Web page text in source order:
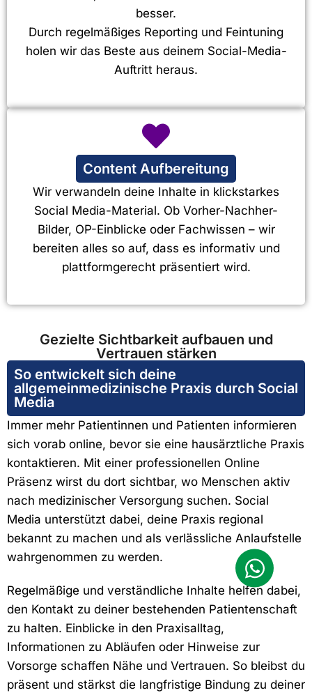
besser.
Durch regelmäßiges Reporting und Feintuning
holen wir das Beste aus deinem Social-Media-
Auftritt heraus.
Content Aufbereitung
Wir verwandeln deine Inhalte in klickstarkes
Social Media-Material. Ob Vorher-Nachher-
Bilder, OP-Einblicke oder Fachwissen – wir
bereiten alles so auf, dass es informativ und
plattformgerecht präsentiert wird.
Gezielte Sichtbarkeit aufbauen und
Vertrauen stärken
So entwickelt sich deine
allgemeinmedizinische Praxis durch Social
Media
Immer mehr Patientinnen und Patienten informieren
sich vorab online, bevor sie eine hausärztliche Praxis
kontaktieren. Mit einer professionellen Online
Präsenz wirst du dort sichtbar, wo Menschen aktiv
nach medizinischer Versorgung suchen. Social
Media unterstützt dabei, deine Praxis regional
bekannt zu machen und als verlässliche Anlaufstelle
wahrgenommen zu werden.
Regelmäßige und verständliche Inhalte helfen dabei,
den Kontakt zu deiner bestehenden Patientenschaft
zu halten. Einblicke in den Praxisalltag,
Informationen zu Abläufen oder Hinweise zur
Vorsorge schaffen Nähe und Vertrauen. So bleibst du
präsent und stärkst die langfristige Bindung zu deiner